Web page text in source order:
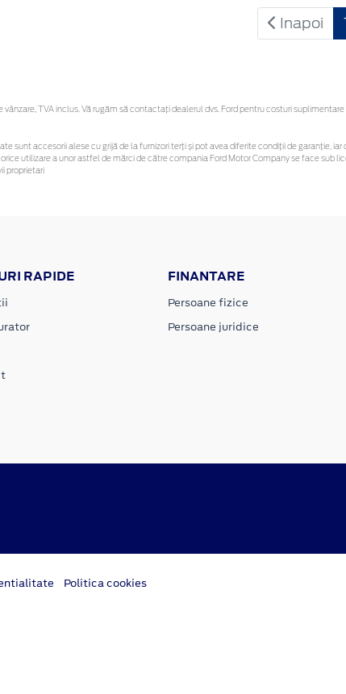
Inapoi
TVA inclus. Vă rugăm să contactaţi dealerul dvs. Ford pentru costuri
sunt accesorii alese cu grijă de la furnizori terți și pot avea diferite condiții de garanție,
orice utilizare a unor astfel de mărci de către compania Ford Motor Company se face
proprietari
RAPIDE FINANTARE
Persoane fizice
Persoane juridice
Politica cookies